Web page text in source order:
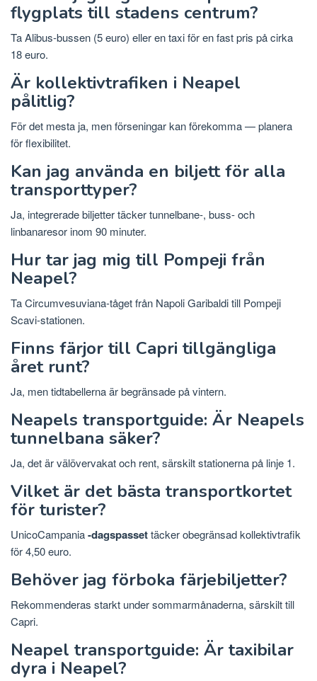
flygplats till stadens centrum?
Ta Alibus-bussen (5 euro) eller en taxi för en fast pris på cirka
18 euro.
Är kollektivtrafiken i Neapel
pålitlig?
För det mesta ja, men förseningar kan förekomma — planera
för flexibilitet.
Kan jag använda en biljett för alla
transporttyper?
Ja, integrerade biljetter täcker tunnelbane-, buss- och
linbanaresor inom 90 minuter.
Hur tar jag mig till Pompeji från
Neapel?
Ta Circumvesuviana-tåget från Napoli Garibaldi till Pompeji
Scavi-stationen.
Finns färjor till Capri tillgängliga
året runt?
Ja, men tidtabellerna är begränsade på vintern.
Neapels transportguide: Är Neapels
tunnelbana säker?
Ja, det är välövervakat och rent, särskilt stationerna på linje 1.
Vilket är det bästa transportkortet
för turister?
UnicoCampania-dagspassettäcker obegränsad kollektivtrafik
för 4,50 euro.
Behöver jag förboka färjebiljetter?
Rekommenderas starkt under sommarmånaderna, särskilt till
Capri.
Neapel transportguide: Är taxibilar
dyra i Neapel?